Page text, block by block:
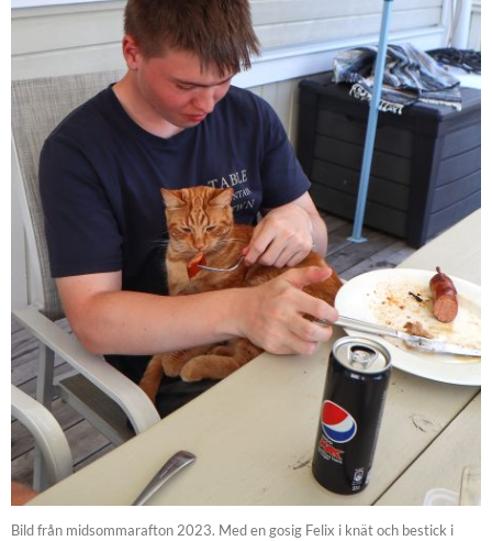
Bild från midsommarafton 2023. Med en gosig Felix i knät och bestick i